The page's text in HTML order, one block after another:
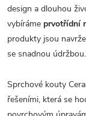
design a dlouhou
vybíráme prvotřídní
produkty jsou
se snadnou údržbou.
Sprchové kouty
řešeními, která se